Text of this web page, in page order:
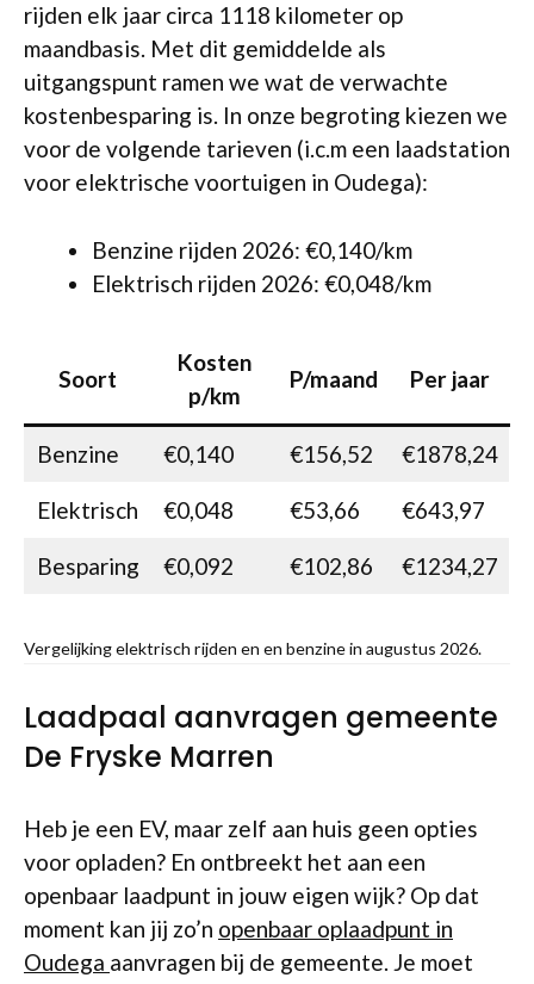
rijden elk jaar circa 1118 kilometer op
maandbasis. Met dit gemiddelde als
uitgangspunt ramen we wat de verwachte
kostenbesparing is. In onze begroting kiezen we
voor de volgende tarieven (i.c.m een laadstation
voor elektrische voortuigen in Oudega):
Benzine rijden 2026: €0,140/km
Elektrisch rijden 2026: €0,048/km
Soort
Kosten
p/km
P/maand Per jaar
Benzine €0,140 €156,52 €1878,24
Elektrisch €0,048 €53,66 €643,97
Besparing €0,092 €102,86 €1234,27
Vergelijking elektrisch rijden en en benzine in augustus 2026.
Laadpaal aanvragen gemeente
De Fryske Marren
Heb je een EV, maar zelf aan huis geen opties
voor opladen? En ontbreekt het aan een
openbaar laadpunt in jouw eigen wijk? Op dat
moment kan jij zo’n openbaar oplaadpunt in
Oudega aanvragen bij de gemeente. Je moet